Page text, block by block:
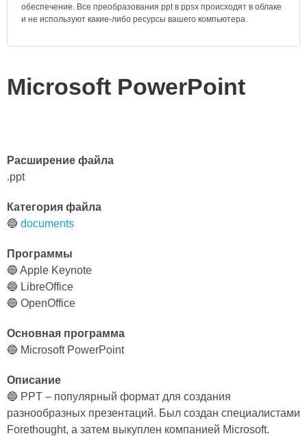
обеспечение. Все преобразования ppt в ppsx происходят в облаке
и не используют какие-либо ресурсы вашего компьютера.
Microsoft PowerPoint
Расширение файла
.ppt
Категория файла
🔵 documents
Программы
🔵 Apple Keynote
🔵 LibreOffice
🔵 OpenOffice
Основная программа
🔵 Microsoft PowerPoint
Описание
🔵 PPT – популярный формат для создания
разнообразных презентаций. Был создан специалистами
Forethought, а затем выкуплен компанией Microsoft.